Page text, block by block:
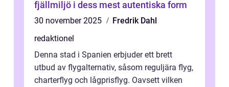
fjällmiljö i dess mest autentiska form
30 november 2025
Fredrik Dahl
redaktionel
Denna stad i Spanien erbjuder ett brett
utbud av flygalternativ, såsom reguljära flyg,
charterflyg och lågprisflyg. Oavsett vilken